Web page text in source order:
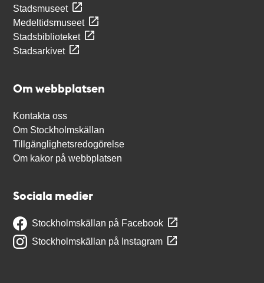
Stadsmuseet
Medeltidsmuseet
Stadsbiblioteket
Stadsarkivet
Om webbplatsen
Kontakta oss
Om Stockholmskällan
Tillgänglighetsredogörelse
Om kakor på webbplatsen
Sociala medier
Stockholmskällan på Facebook
Stockholmskällan på Instagram